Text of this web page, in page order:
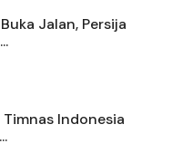
Jalan, Persija
Indonesia